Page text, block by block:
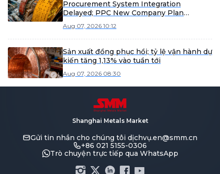
Procurement System Integration
Delayed; PPC New Company Plan
[SMM Analysis]
Aug 07, 2026 10:12
Sản xuất đồng phục hồi; tỷ lệ vận hành dự
kiến tăng 1,13% vào tuần tới
Aug 07, 2026 08:30
Shanghai Metals Market
Gửi tin nhắn cho chúng tôi dịchvụ.en@smm.cn
+86 021 5155-0306
Trò chuyện trực tiếp qua WhatsApp